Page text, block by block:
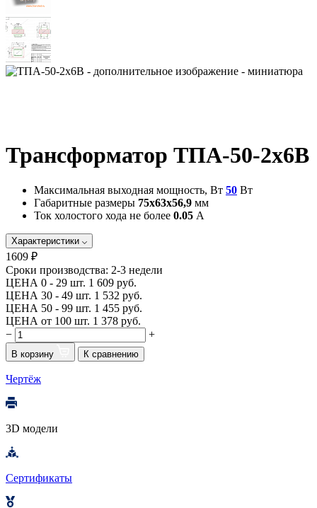
Трансформатор ТПА-50-2х6В
Максимальная выходная мощность, Вт 50 Вт
Габаритные размеры 75х63х56,9 мм
Ток холостого хода не более 0.05 А
Характеристики
1609 ₽
Сроки производства: 2-3 недели
ЦЕНА 0 - 29 шт. 1 609 руб.
ЦЕНА 30 - 49 шт. 1 532 руб.
ЦЕНА 50 - 99 шт. 1 455 руб.
ЦЕНА от 100 шт. 1 378 руб.
−
+
В корзину К сравнению
Чертёж
3D модели
Сертификаты